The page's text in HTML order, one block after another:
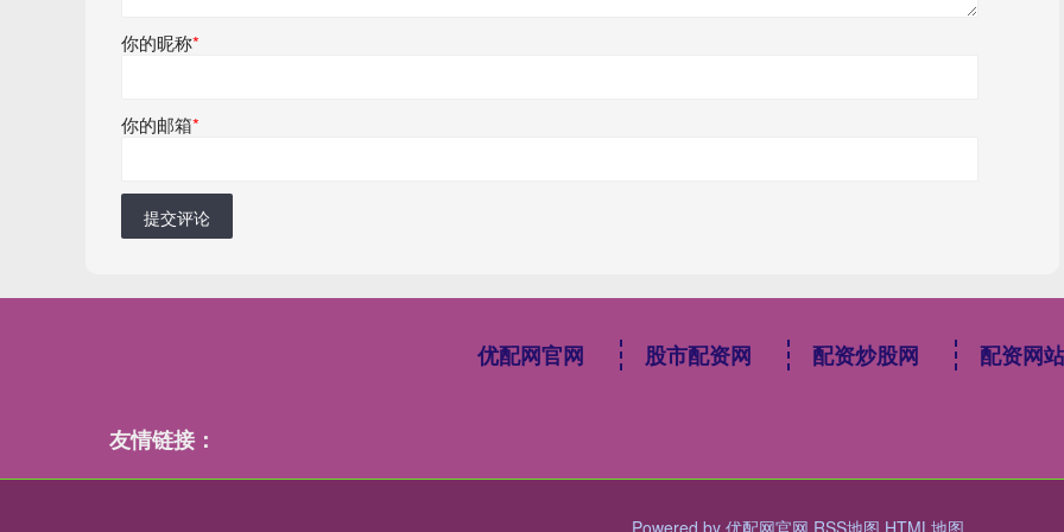
你的昵称*
你的邮箱*
提交评论
优配网官网 股市配资网 配资炒股网 配资网站
友情链接：
Powered by 优配网官网 RSS地图 HTML地图